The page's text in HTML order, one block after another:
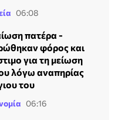
06:08
πατέρα -
φόρος και
για τη μείωση
λόγω αναπηρίας
του
06:16